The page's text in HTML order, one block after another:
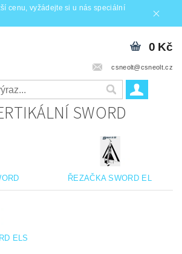
cenu, vyžádejte si u nás speciální
csneolt@csneolt.cz
0 Kč
SWORD
ŘEZAČKA SWORD EL
ELS